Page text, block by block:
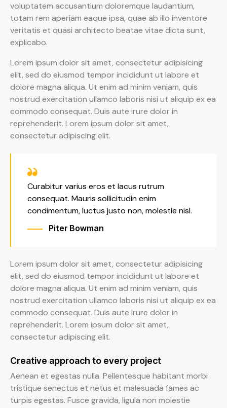
voluptatem accusantium doloremque laudantium,
totam rem aperiam eaque ipsa, quae ab illo inventore
veritatis et quasi architecto beatae vitae dicta sunt,
explicabo.
Lorem ipsum dolor sit amet, consectetur adipisicing
elit, sed do eiusmod tempor incididunt ut labore et
dolore magna aliqua. Ut enim ad minim veniam, quis
nostrud exercitation ullamco laboris nisi ut aliquip ex ea
commodo consequat. Duis aute irure dolor in
reprehenderit. Lorem ipsum dolor sit amet,
consectetur adipiscing elit.
Curabitur varius eros et lacus rutrum
consequat. Mauris sollicitudin enim
condimentum, luctus justo non, molestie nisl.
Piter Bowman
Lorem ipsum dolor sit amet, consectetur adipisicing
elit, sed do eiusmod tempor incididunt ut labore et
dolore magna aliqua. Ut enim ad minim veniam, quis
nostrud exercitation ullamco laboris nisi ut aliquip ex ea
commodo consequat. Duis aute irure dolor in
reprehenderit. Lorem ipsum dolor sit amet,
consectetur adipiscing elit.
Creative approach to every project
Aenean et egestas nulla. Pellentesque habitant morbi
tristique senectus et netus et malesuada fames ac
turpis egestas. Fusce gravida, ligula non molestie